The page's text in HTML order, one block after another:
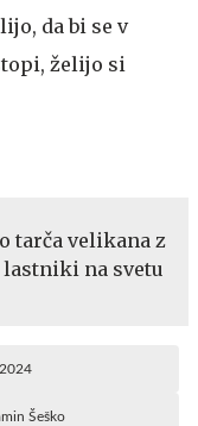
da bi se v
želijo si
tarča velikana z
na svetu
Šeško